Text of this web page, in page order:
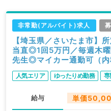
非常勤(アルバイト)求人
【埼玉県／さいたま市】
当直◎1回5万円／毎週木
先生◎マイカー通勤可（内
人気エリア ゆったりめ勤務 専
給与 単価